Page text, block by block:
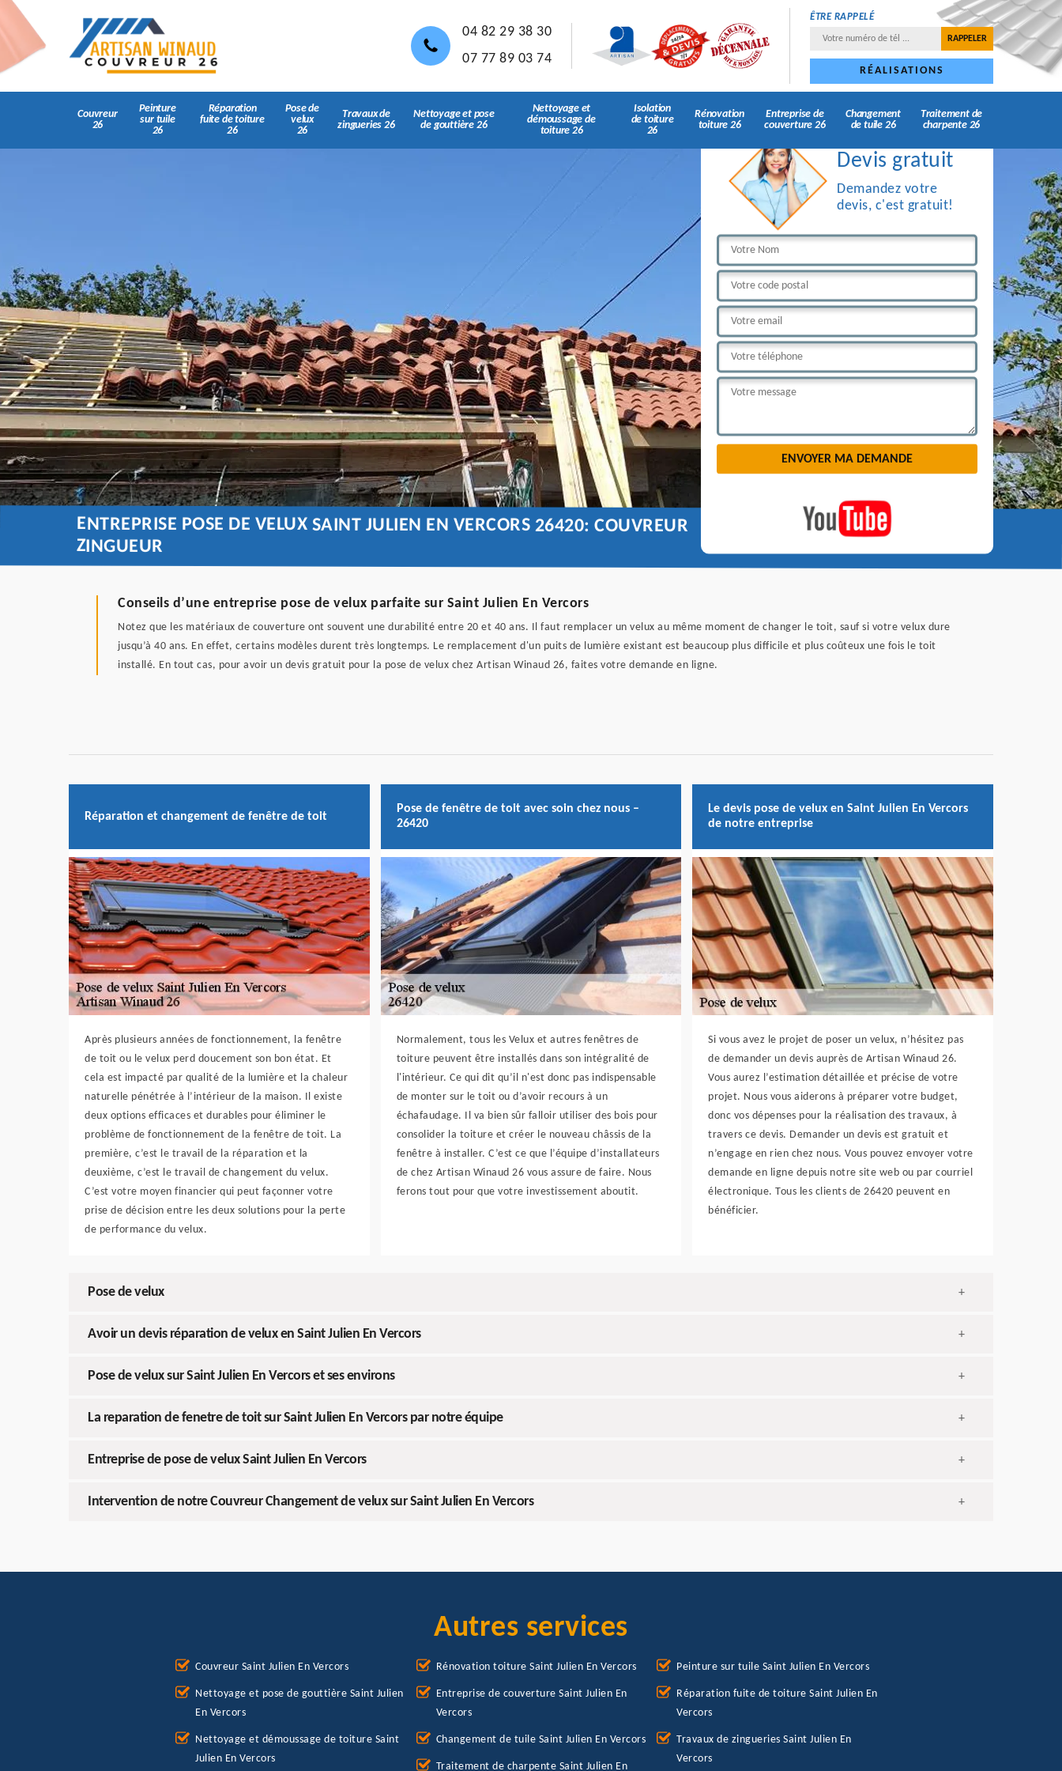
04 82 29 38 30
07 77 89 03 74
ÊTRE RAPPELÉ
RÉALISATIONS
Couvreur
26
Peinture
sur tuile
26
Réparation
fuite de toiture
26
Pose de
velux
26
Travaux de
zingueries 26
Nettoyage et pose
de gouttière 26
Nettoyage et
démoussage de
toiture 26
Isolation
de toiture
26
Rénovation
toiture 26
Entreprise de
couverture 26
Changement
de tuile 26
Traitement de
charpente 26
Devis gratuit
Demandez votre
devis, c'est gratuit!
ENTREPRISE POSE DE VELUX SAINT JULIEN EN VERCORS 26420: COUVREUR
ZINGUEUR
Conseils d’une entreprise pose de velux parfaite sur Saint Julien En Vercors
Notez que les matériaux de couverture ont souvent une durabilité entre 20 et 40 ans. Il faut remplacer un velux au même moment de changer le toit, sauf si votre velux dure
jusqu’à 40 ans. En effet, certains modèles durent très longtemps. Le remplacement d'un puits de lumière existant est beaucoup plus difficile et plus coûteux une fois le toit
installé. En tout cas, pour avoir un devis gratuit pour la pose de velux chez Artisan Winaud 26, faites votre demande en ligne.
Réparation et changement de fenêtre de toit
Après plusieurs années de fonctionnement, la fenêtre
de toit ou le velux perd doucement son bon état. Et
cela est impacté par qualité de la lumière et la chaleur
naturelle pénétrée à l’intérieur de la maison. Il existe
deux options efficaces et durables pour éliminer le
problème de fonctionnement de la fenêtre de toit. La
première, c’est le travail de la réparation et la
deuxième, c’est le travail de changement du velux.
C’est votre moyen financier qui peut façonner votre
prise de décision entre les deux solutions pour la perte
de performance du velux.
Pose de fenêtre de toit avec soin chez nous –
26420
Normalement, tous les Velux et autres fenêtres de
toiture peuvent être installés dans son intégralité de
l'intérieur. Ce qui dit qu’il n'est donc pas indispensable
de monter sur le toit ou d’avoir recours à un
échafaudage. Il va bien sûr falloir utiliser des bois pour
consolider la toiture et créer le nouveau châssis de la
fenêtre à installer. C’est ce que l’équipe d’installateurs
de chez Artisan Winaud 26 vous assure de faire. Nous
ferons tout pour que votre investissement aboutit.
Le devis pose de velux en Saint Julien En Vercors
de notre entreprise
Si vous avez le projet de poser un velux, n’hésitez pas
de demander un devis auprès de Artisan Winaud 26.
Vous aurez l’estimation détaillée et précise de votre
projet. Nous vous aiderons à préparer votre budget,
donc vos dépenses pour la réalisation des travaux, à
travers ce devis. Demander un devis est gratuit et
n’engage en rien chez nous. Vous pouvez envoyer votre
demande en ligne depuis notre site web ou par courriel
électronique. Tous les clients de 26420 peuvent en
bénéficier.
Pose de velux +
Avoir un devis réparation de velux en Saint Julien En Vercors +
Pose de velux sur Saint Julien En Vercors et ses environs +
La reparation de fenetre de toit sur Saint Julien En Vercors par notre équipe +
Entreprise de pose de velux Saint Julien En Vercors +
Intervention de notre Couvreur Changement de velux sur Saint Julien En Vercors +
Autres services
Couvreur Saint Julien En Vercors
Nettoyage et pose de gouttière Saint Julien
En Vercors
Nettoyage et démoussage de toiture Saint
Julien En Vercors
Rénovation toiture Saint Julien En Vercors
Entreprise de couverture Saint Julien En
Vercors
Changement de tuile Saint Julien En Vercors
Traitement de charpente Saint Julien En
Peinture sur tuile Saint Julien En Vercors
Réparation fuite de toiture Saint Julien En
Vercors
Travaux de zingueries Saint Julien En
Vercors